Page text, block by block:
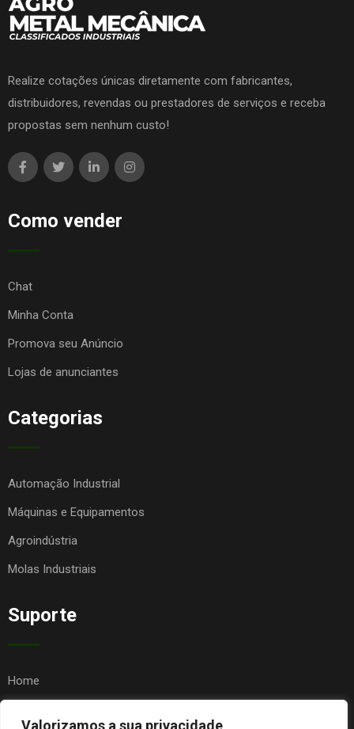
Valorizamos a sua privacidade
Realize cotações únicas diretamente com fabricantes,
distribuidores, revendas ou prestadores de serviços e receba
propostas sem nenhum custo!
Como vender
Chat
Minha Conta
Promova seu Anúncio
Lojas de anunciantes
Categorias
Automação Industrial
Máquinas e Equipamentos
Agroindústria
Molas Industriais
Suporte
Home